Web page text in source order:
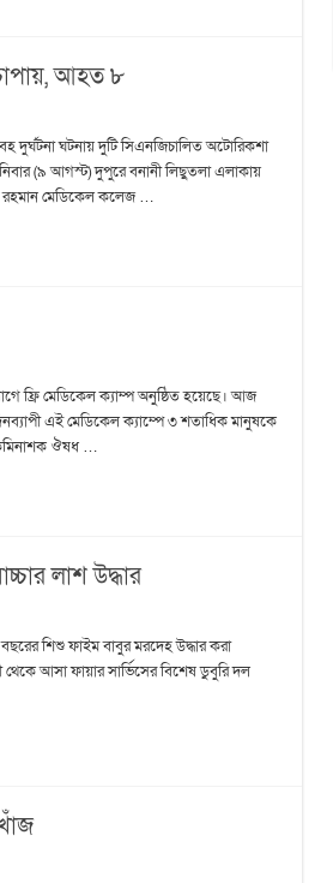
আহত ৮
দুর্ঘটনা ঘটনায় দুটি সিএনজিচালিত অটোরিকশা
(৯ আগস্ট) দুপুরে বনানী লিছুতলা এলাকায়
রহমান মেডিকেল কলেজ …
ফ্রি মেডিকেল ক্যাম্প অনুষ্ঠিত হয়েছে। আজ
এই মেডিকেল ক্যাম্পে ৩ শতাধিক মানুষকে
কৃমিনাশক ঔষধ …
লাশ উদ্ধার
শিশু ফাইম বাবুর মরদেহ উদ্ধার করা
আসা ফায়ার সার্ভিসের বিশেষ ডুবুরি দল